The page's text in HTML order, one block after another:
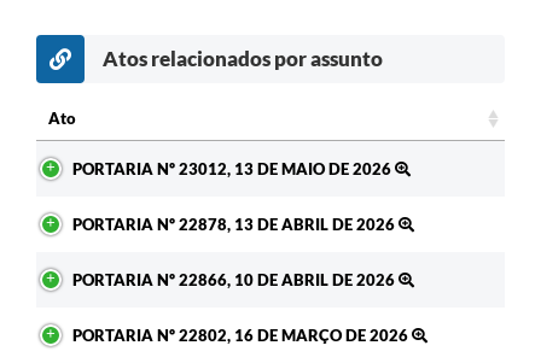
Atos relacionados por assunto
Ato
PORTARIA Nº 23012, 13 DE MAIO DE 2026
PORTARIA Nº 22878, 13 DE ABRIL DE 2026
PORTARIA Nº 22866, 10 DE ABRIL DE 2026
PORTARIA Nº 22802, 16 DE MARÇO DE 2026